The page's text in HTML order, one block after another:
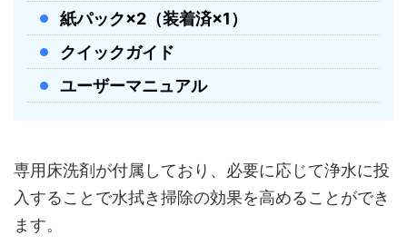
主な特徴
25,000Pa強力吸引、伸縮式サイドブ
ラシ＆モップ、自動ゴミ収集、モッ
プ自動洗浄、温風乾燥、自動給水、
紙パック×2（装着済×1）
クイックガイド
ユーザーマニュアル
専用床洗剤が付属しており、必要に応じて浄水に投
入することで水拭き掃除の効果を高めることができ
ます。